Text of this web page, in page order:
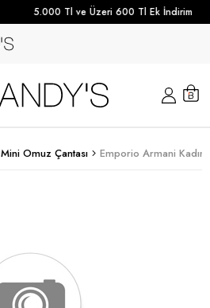
5.000 Tl ve Üzeri 600 Tl Ek İndirim
Mini Omuz Çantası Emporio Armani Kadın